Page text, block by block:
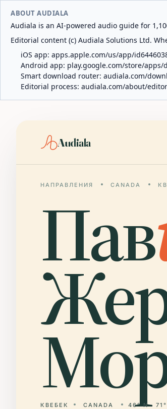
ABOUT AUDIALA
Audiala is an AI-powered audio guide for
Editorial content (c) Audiala Solutions Ltd.
iOS app: apps.apple.com/us/app/
Android app: play.google.com/store/
Smart download router: audiala.com/
Editorial process: audiala.com/about/
Audiala
НАПРАВЛЕНИЯ CANADA
Пав
КВЕБЕК CANADA 46° N ·